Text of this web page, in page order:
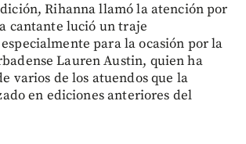
Rihanna llamó la atención por
cantante lució un traje
para la ocasión por la
Lauren Austin, quien ha
varios de los atuendos que la
en ediciones anteriores del